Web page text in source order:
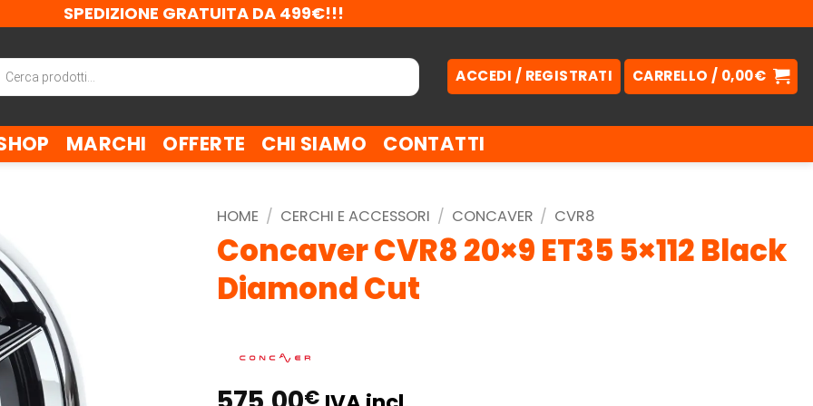
SPEDIZIONE GRATUITA DA 499€!!!
ACCEDI / REGISTRATI CARRELLO / 0,00€
MARCHI OFFERTE CHI SIAMO CONTATTI
HOME / CERCHI E ACCESSORI / CONCAVER / CVR8
Concaver CVR8 20×9 ET35 5×112 Black
Diamond Cut
€